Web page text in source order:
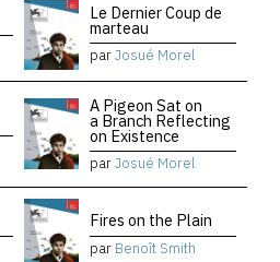
Le Dernier Coup de
marteau
parJosué Morel
A Pigeon Sat on
a Branch Reflecting
on Existence
parJosué Morel
Fires on the Plain
par Benoît Smith